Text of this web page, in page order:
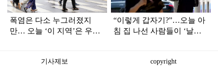
폭염은 다소 누그러졌지
만… 오늘 ‘이 지역’은 우산
“이렇게 갑자기?”…오늘 아
침 집 나선 사람들이 ‘날
기사제보 copyright